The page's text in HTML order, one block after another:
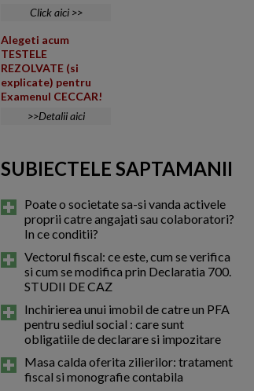
Click aici >>
Alegeti acum
TESTELE
REZOLVATE (si
explicate) pentru
Examenul CECCAR!
>>Detalii aici
SUBIECTELE SAPTAMANII
Poate o societate sa-si vanda activele
proprii catre angajati sau colaboratori?
In ce conditii?
Vectorul fiscal: ce este, cum se verifica
si cum se modifica prin Declaratia 700.
STUDII DE CAZ
Inchirierea unui imobil de catre un PFA
pentru sediul social : care sunt
obligatiile de declarare si impozitare
Masa calda oferita zilierilor: tratament
fiscal si monografie contabila